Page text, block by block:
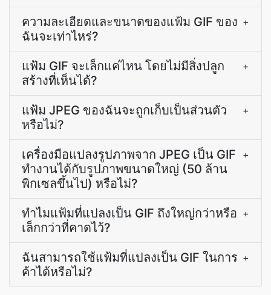
ความละเอียดและขนาดของแฟ้ม GIF ของ
ฉันจะเท่าไหร่?
+
แฟ้ม GIF จะเล็กแค่ไหน โดยไม่มีสิ่งปลูก
สร้างที่เห็นได้?
+
แฟ้ม JPEG ของฉันจะถูกเก็บเป็นส่วนตัว
หรือไม่?
+
เครื่องมือแปลงรูปภาพจาก JPEG เป็น GIF
ทำงานได้กับรูปภาพขนาดใหญ่ (50 ล้าน
พิกเซลขึ้นไป) หรือไม่?
+
ทำไมแฟ้มที่แปลงเป็น GIF ถึงใหญ่กว่าหรือ
เล็กกว่าที่คาดไว้?
+
ฉันสามารถใช้แฟ้มที่แปลงเป็น GIF ในการ
ค้าได้หรือไม่?
+